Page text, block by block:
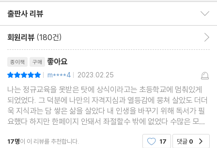
해줄 수 있었다. 다음으로 이성은 인간의 사후에 대해서도 설명한다.
사후 세계는 존재하지 않는다. 우리는 의식과 정신에 대해 말할 수는
있어도 영혼에 대해 말할 수는 없다. 사후 세계를 말하는 것은 경험
결국 부르주아는 왕을 정당화하는 신을 대신해 자신들을 정당화해
주는 이성을 성공적으로 세계에 입성시켰다. -<중세 봉건제사회>
중에서
새로운 권력이 탄생했다
● 근대 자본주의의 전개
공급과잉이 시작되었다
● 제국주의 시대
출판사 리뷰
회원리뷰 (180건)
종이책 구매 좋아요
| m****4 | 2023.02.25
나는 정규교육을 못받은 탓에 상식이라고는 초등학교에 멈춰있게
되었었다. 그 덕분에 나만의 자격지심과 열등감에 뭉쳐 살았도 더더
욱 지식과는 담 쌓은 삶을 살았다 내 인생을 바꾸기 위해 독서가 필
요했다 하지만 한페이지 안돼서 좌절할수 밖에 없었다 수많은 모르
는 단어들이 쏟아져나왔기 때문이다.기본 교양이 필요해서 이 책을
구매했고 알기 쉽게 역사부터 정치.경제.사회.윤리
17명이 이 리뷰를 추천합니다. 17 댓글 0